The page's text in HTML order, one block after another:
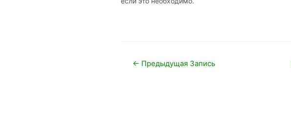
Навигация
← Предыдущая Запись